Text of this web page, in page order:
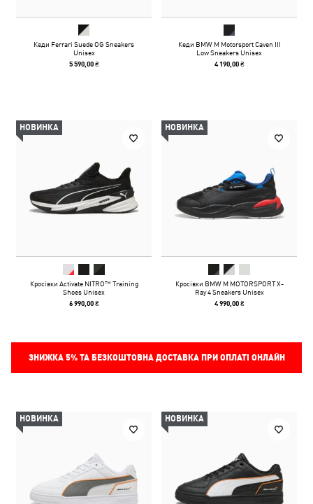
Кеди Ferrari Suede OG Sneakers
Unisex
5 590,00 ₴
Кеди BMW M Motorsport Caven III
Low Sneakers Unisex
4 190,00 ₴
НОВИНКА
Кросівки Activate NITRO™ Training
Shoes Unisex
6 990,00 ₴
НОВИНКА
Кросівки BMW M MOTORSPORT X-
Ray 4 Sneakers Unisex
4 990,00 ₴
ЗНИЖКА 5%ТА БЕЗКОШТОВНА ДОСТАВКА ПРИ ОПЛАТІ ОНЛАЙН
НОВИНКА НОВИНКА